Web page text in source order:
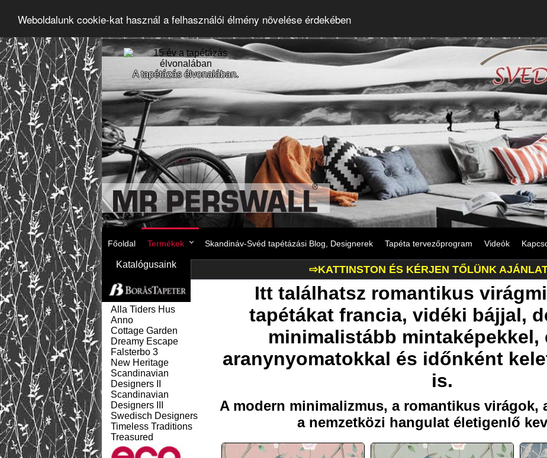
Weboldalunk cookie-kat használ a felhasználói élmény növelése érdekében
A tapétázás élvonalában.
Főoldal Termékek Skandináv-Svéd tapétázási Blog, Designerek Tapéta tervezőprogram Videók
Katalógusaink
Alla Tiders Hus
Anno
Cottage Garden
Dreamy Escape
Falsterbo 3
New Heritage
Scandinavian
Designers II
Scandinavian
Designers III
Swedisch Designers
Timeless Traditions
Treasured
⇨KATTINSTON ÉS KÉRJEN TŐLÜNK
Itt találhatsz romantikus
tapétákat francia, vidéki bájjal,
minimalistább mintaképekkel,
aranynyomatokkal és időnként
is.
A modern minimalizmus, a romantikus virágok,
a nemzetközi hangulat életigenlő